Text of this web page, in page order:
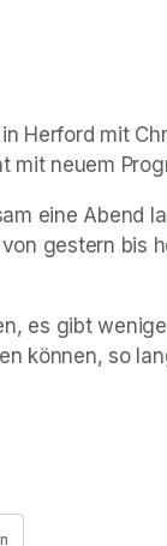
in Herford mit
mit neuem
eine Abend
von gestern bis
es gibt
können, so